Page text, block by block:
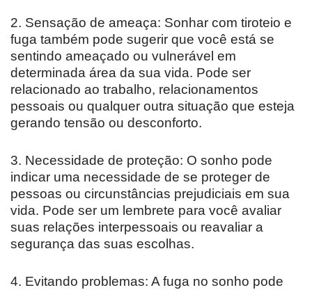
2. Sensação de ameaça: Sonhar com tiroteio e
fuga também pode sugerir que você está se
sentindo ameaçado ou vulnerável em
determinada área da sua vida. Pode ser
relacionado ao trabalho, relacionamentos
pessoais ou qualquer outra situação que esteja
gerando tensão ou desconforto.
3. Necessidade de proteção: O sonho pode
indicar uma necessidade de se proteger de
pessoas ou circunstâncias prejudiciais em sua
vida. Pode ser um lembrete para você avaliar
suas relações interpessoais ou reavaliar a
segurança das suas escolhas.
4. Evitando problemas: A fuga no sonho pode